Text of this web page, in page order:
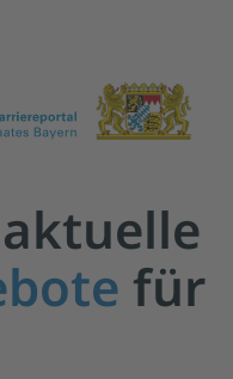
für